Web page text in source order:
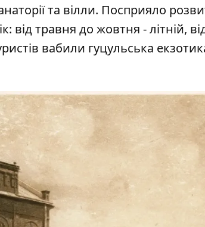
та вілли. Посприяло
від травня до жовтня - літній,
вабили гуцульська